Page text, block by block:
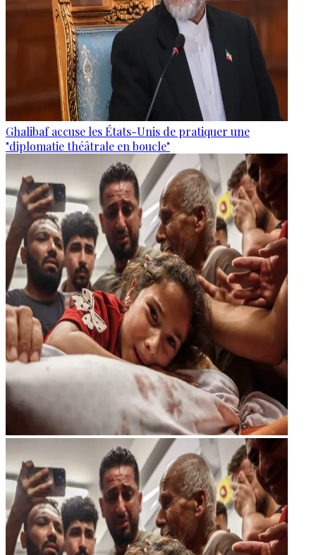
Ghalibaf accuse les États-Unis de pratiquer une
"diplomatie théâtrale en boucle"